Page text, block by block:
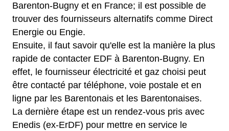
Barenton-Bugny et en France; il est possible de
trouver des fournisseurs alternatifs comme Direct
Energie ou Engie.
Ensuite, il faut savoir qu'elle est la manière la plus
rapide de contacter EDF à Barenton-Bugny. En
effet, le fournisseur électricité et gaz choisi peut
être contacté par téléphone, voie postale et en
ligne par les Barentonais et les Barentonaises.
La dernière étape est un rendez-vous pris avec
Enedis (ex-ErDF) pour mettre en service le